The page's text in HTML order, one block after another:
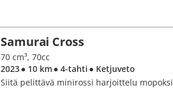
Samurai Cross
70 cm³, 70cc
2023● 10 km● 4-tahti ● Ketjuveto
Siitä pelittävä minirossi harjoittelu mopoksi